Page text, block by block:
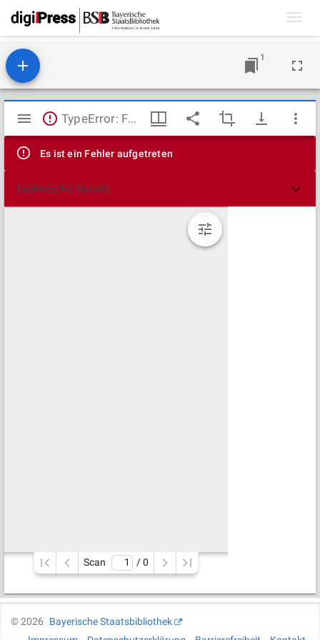
1
Mirador
Viewer
TypeError: Failed to fetch
Es ist ein Fehler aufgetreten
Technische Details
Scan / 0
©2026
Bayerische Staatsbibliothek